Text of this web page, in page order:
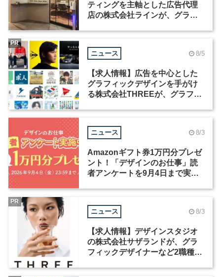
ティングを主軸とした広告代理
店の株式会社ラインが、グラフ
ニュース 8/5
【求人情報】広告を中心とした
グラフィックデザインを手がけ
る株式会社THREEが、グラフィ
PR
ニュース 8/3
Amazonギフト券1万円分プレゼ
ント！「デザインのお仕事」読
者アンケートを9月4日まで実施
ニュース 8/3
【求人情報】デザインスタジオ
の株式会社サザランドが、グラ
フィックデザイナーなど2職種を
PR